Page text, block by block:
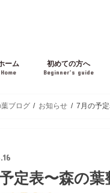
ーム
Home
初めての方へ
Beginner’s guide
ブログ お知らせ 7月の予
定表〜森の葉